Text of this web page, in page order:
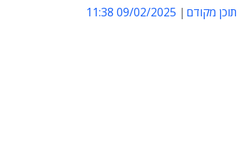
תוכן מקודם 09/02/2025 11:38